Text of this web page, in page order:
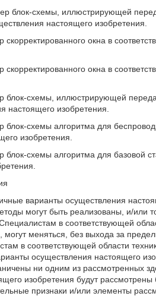
блок-схемы, иллюстрирующей
настоящего изобретения.
окна в
окна в
блок-схемы, иллюстрирующей
настоящего изобретения.
схемы алгоритма для
изобретения.
схемы алгоритма для базовой
варианты осуществления
могут быть реализованы, и/или
в соответствующей
меняться, без выхода за
в соответствующей области
осуществления настоящего
ни одним из рассмотренных
изобретения будут
признаки и/или элементы